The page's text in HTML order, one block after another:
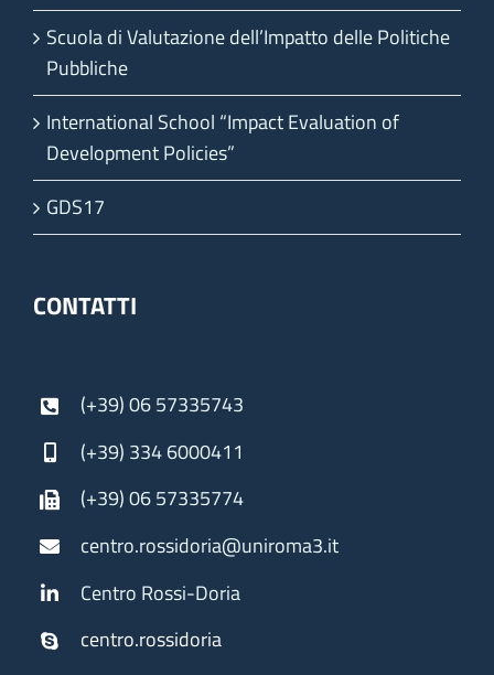
Scuola di Valutazione dell’Impatto delle Politiche
Pubbliche
International School “Impact Evaluation of
Development Policies”
GDS17
CONTATTI
(+39) 06 57335743
(+39) 334 6000411
(+39) 06 57335774
centro.rossidoria@uniroma3.it
Centro Rossi-Doria
centro.rossidoria